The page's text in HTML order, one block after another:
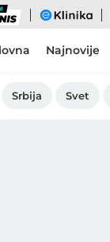
eKlinika
Najnovije
Srbija Svet